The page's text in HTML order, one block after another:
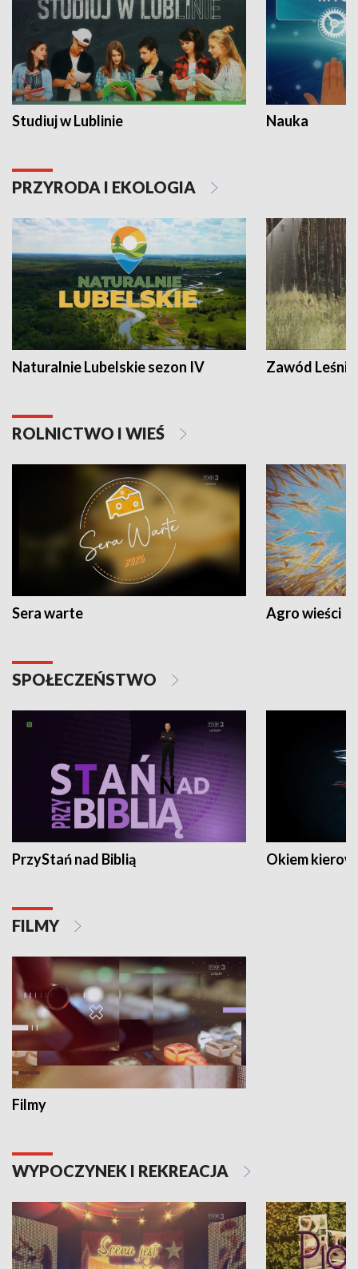
Studiuj w Lublinie Nauka
PRZYRODA I EKOLOGIA
Naturalnie Lubelskie sezon IV Zawód Leśnik
ROLNICTWO I WIEŚ
Sera warte Agro wieści
SPOŁECZEŃSTWO
PrzyStań nad Biblią Okiem
FILMY
Filmy
WYPOCZYNEK I REKREACJA